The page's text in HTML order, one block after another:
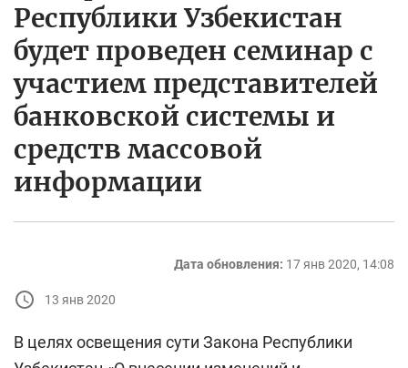
Республики Узбекистан
будет проведен семинар с
участием представителей
банковской системы и
средств массовой
информации
Дата обновления: 17 янв 2020, 14:08
13 янв 2020
В целях освещения сути Закона Республики